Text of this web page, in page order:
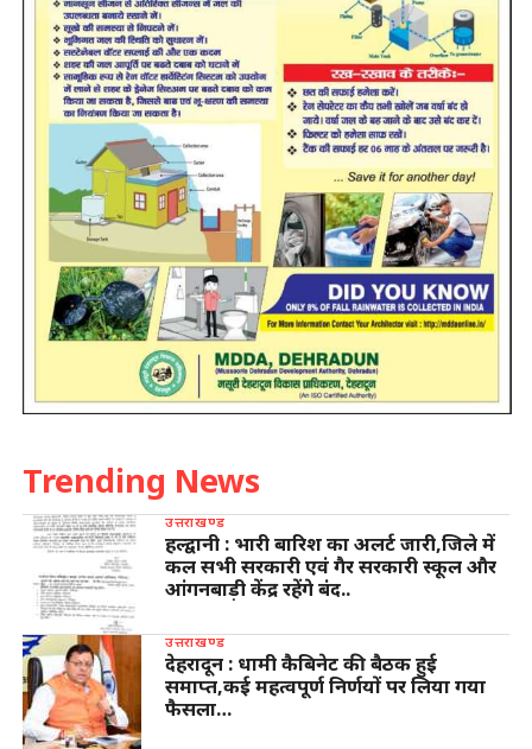
Trending News
उत्तराखण्ड
हल्द्वानी : भारी बारिश का अलर्ट जारी,जिले में
कल सभी सरकारी एवं गैर सरकारी स्कूल और
आंगनबाड़ी केंद्र रहेंगे बंद..
उत्तराखण्ड
देहरादून : धामी कैबिनेट की बैठक हुई
समाप्त,कई महत्वपूर्ण निर्णयों पर लिया गया
फैसला…